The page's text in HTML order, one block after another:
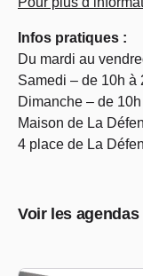
Infos pratiques :
Du mardi au
Samedi – de 10h à
Dimanche – de
Maison de La
4 place de La
Voir les